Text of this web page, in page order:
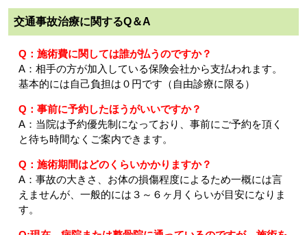
交通事故治療に関するQ＆A
Q：施術費に関しては誰が払うのですか？
A：相手の方が加入している保険会社から支払われます。
基本的には自己負担は０円です（自由診療に限る）
Q：事前に予約したほうがいいですか？
A：当院は予約優先制になっており、事前にご予約を頂く
と待ち時間なくご案内できます。
Q：施術期間はどのくらいかかりますか？
A：事故の大きさ、お体の損傷程度によるため一概には言
えませんが、一般的には３～６ヶ月くらいが目安になりま
す。